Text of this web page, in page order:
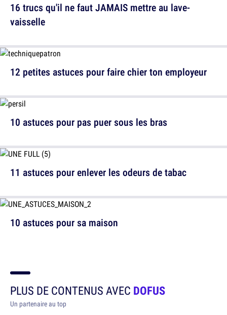
16 trucs qu'il ne faut JAMAIS mettre au lave-
vaisselle
10 astuces pour pas puer sous les bras
10 astuces pour sa maison
12 petites astuces pour faire chier ton employeur
11 astuces pour enlever les odeurs de tabac
PLUS DE CONTENUS AVEC DOFUS
Un partenaire au top